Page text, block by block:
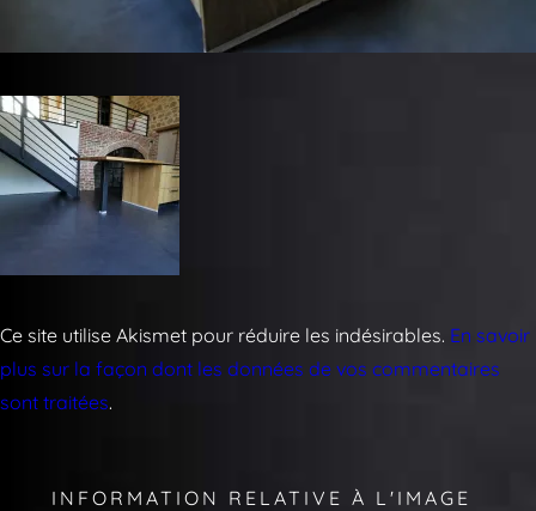
Ce site utilise Akismet pour réduire les indésirables. En savoir
plus sur la façon dont les données de vos commentaires
sont traitées.
INFORMATION RELATIVE À L'IMAGE